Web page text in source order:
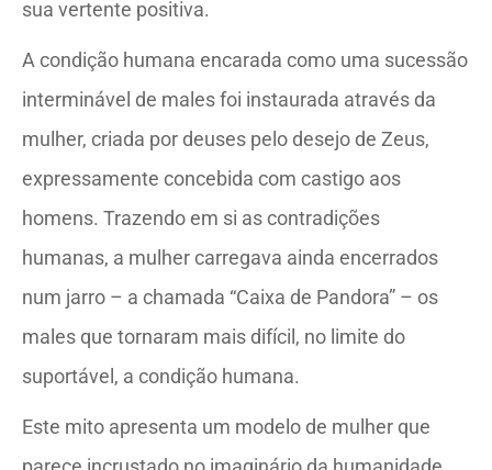
sua vertente positiva.
A condição humana encarada como uma sucessão
interminável de males foi instaurada através da
mulher, criada por deuses pelo desejo de Zeus,
expressamente concebida com castigo aos
homens. Trazendo em si as contradições
humanas, a mulher carregava ainda encerrados
num jarro – a chamada “Caixa de Pandora” – os
males que tornaram mais difícil, no limite do
suportável, a condição humana.
Este mito apresenta um modelo de mulher que